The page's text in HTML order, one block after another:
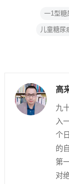
一1型糖
儿童糖尿
高
九
入
个
的
第
对